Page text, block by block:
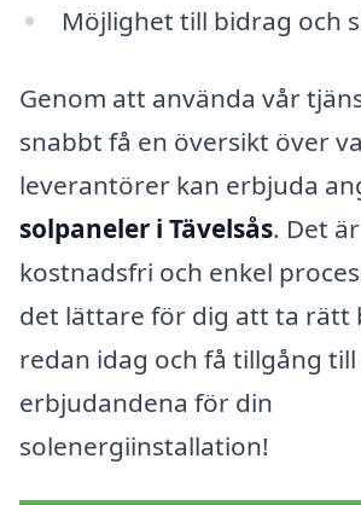
Möjlighet till bidrag och
Genom att använda vår
snabbt få en översikt över
leverantörer kan erbjuda
solpaneler i Tävelsås. Det
kostnadsfri och enkel
det lättare för dig att ta rätt
redan idag och få tillgång till
erbjudandena för din
solenergiinstallation!